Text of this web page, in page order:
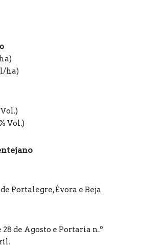
ha)
Vol.)
Portalegre, Évora e Beja
de Agosto e Portaria n.º